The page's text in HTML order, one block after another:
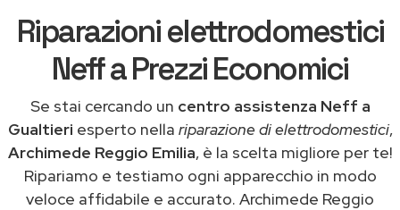
Riparazioni elettrodomestici
Neff a Prezzi Economici
Se stai cercando un centro assistenza Neff a
Gualtieri esperto nella riparazione di elettrodomestici,
Archimede Reggio Emilia, è la scelta migliore per te!
Ripariamo e testiamo ogni apparecchio in modo
veloce affidabile e accurato. Archimede Reggio